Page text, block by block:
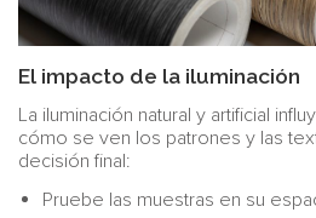
El impacto de la iluminación
La iluminación natural y artificial
cómo se ven los patrones y las
decisión final:
Pruebe las muestras en su